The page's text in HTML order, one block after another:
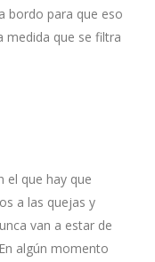
bordo para que eso
medida que se filtra
el que hay que
a las quejas y
van a estar de
algún momento